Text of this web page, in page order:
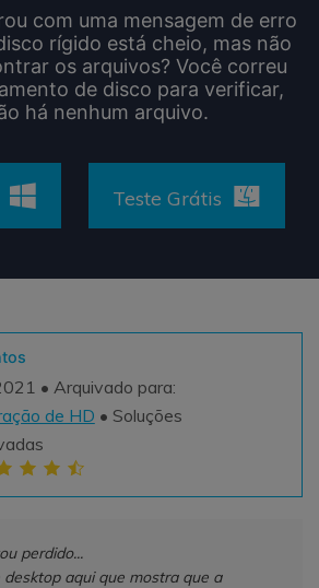
Teste Grátis
para Mac
Teste Grátis
Teste Grátis
de Dados
VERIFIQUE TODOS OS RECURSOS
de dados
Teste Online
com uma mensagem de erro
rígido está cheio, mas não
os arquivos? Você correu
de disco para verificar,
há nenhum arquivo.
Teste Grátis
• Arquivado para:
de HD • Soluções
perdido...
aqui que mostra que a